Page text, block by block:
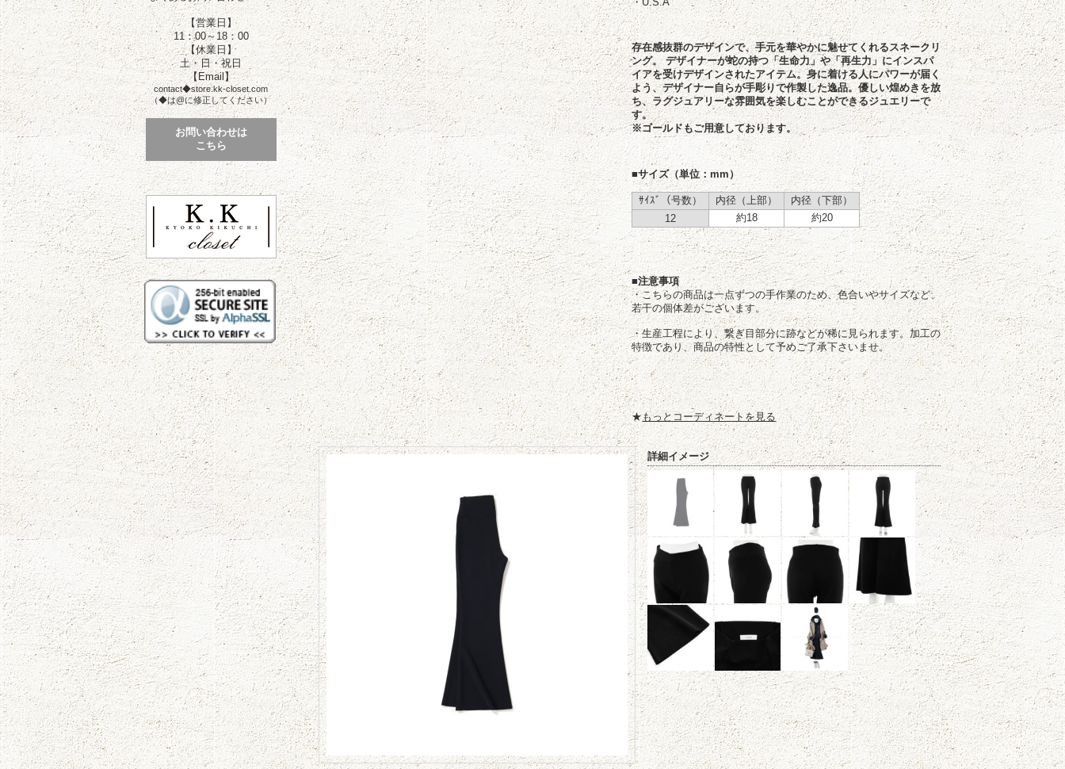
【営業日】
11：00～18：00
【休業日】
土・日・祝日
【Email】
contact◆store.kk-closet.com
（◆は@に修正してください）
お問い合わせは
こちら
存在感抜群のデザインで、手元を華やかに魅せてくれるスネークリ
ング。 デザイナーが蛇の持つ「生命力」や「再生力」にインスパ
イアを受けデザインされたアイテム。身に着ける人にパワーが届く
よう、デザイナー自らが手彫りで作製した逸品。優しい煌めきを放
ち、ラグジュアリーな雰囲気を楽しむことができるジュエリーで
す。
※ゴールドもご用意しております。
■サイズ（単位：mm）
ｻｲｽﾞ（号数） 内径（上部）
内径（下部）
12
約18 約20
■注意事項
・こちらの商品は一点ずつの手作業のため、色合いやサイズなど、
若干の個体差がございます。
・生産工程により、繋ぎ目部分に跡などが稀に見られます。加工の
特徴であり、商品の特性として予めご了承下さいませ。
★ もっとコーディネートを見る
詳細イメージ